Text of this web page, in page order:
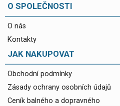
O SPOLEČNOSTI
O nás
Kontakty
JAK NAKUPOVAT
Obchodní podmínky
Zásady ochrany osobních údajů
Ceník balného a dopravného